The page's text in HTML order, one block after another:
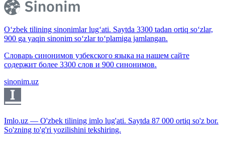
O‘zbek tilining sinonimlar lug‘ati. Saytda 3300 tadan ortiq so‘zlar,
900 ga yaqin sinonim so‘zlar to‘plamiga jamlangan.
Словарь синонимов узбекского языка на нашем сайте
содержит более 3300 слов и 900 синонимов.
sinonim.uz
Imlo.uz — O'zbek tilining imlo lug'ati. Saytda 87 000 ortiq so'z bor.
So'zning to'g'ri yozilishini tekshiring.